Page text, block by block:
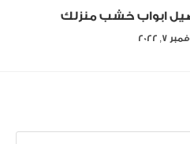
ابواب خشب منزلك
7, 2022